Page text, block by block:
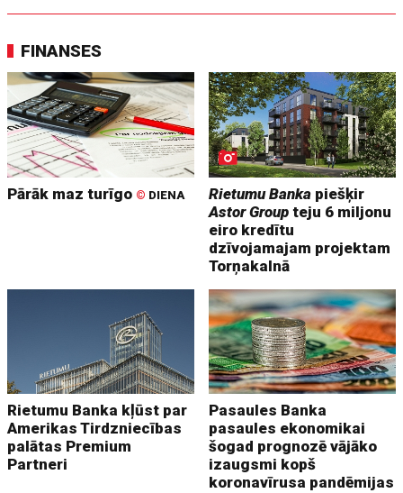
FINANSES
Pārāk maz turīgo © DIENA Rietumu Banka piešķir
Astor Group teju 6 miljonu
eiro kredītu
dzīvojamajam projektam
Torņakalnā
Rietumu Banka kļūst par
Amerikas Tirdzniecības
palātas Premium
Partneri
Pasaules Banka
pasaules ekonomikai
šogad prognozē vājāko
izaugsmi kopš
koronavīrusa pandēmijas